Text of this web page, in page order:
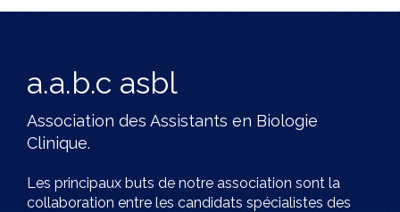
a.a.b.c asbl
Association des Assistants en Biologie
Clinique.
Les principaux buts de notre association sont la
collaboration entre les candidats spécialistes des